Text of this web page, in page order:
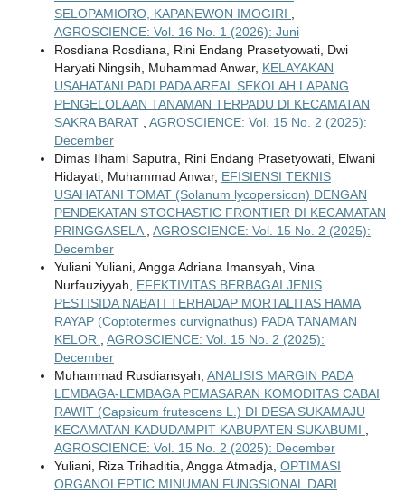
SELOPAMIORO, KAPANEWON IMOGIRI
AGROSCIENCE: Vol. 16 No. 1 (2026): Juni
Rosdiana Rosdiana, Rini Endang Prasetyowati, Dwi
Haryati Ningsih, Muhammad Anwar, KELAYAKAN
USAHATANI PADI PADA AREAL SEKOLAH LAPANG
PENGELOLAAN TANAMAN TERPADU DI KECAMATAN
SAKRA BARAT
AGROSCIENCE: Vol. 15 No. 2 (2025):
December
Dimas Ilhami Saputra, Rini Endang Prasetyowati, Elwani
Hidayati, Muhammad Anwar, EFISIENSI TEKNIS
USAHATANI TOMAT (Solanum lycopersicon) DENGAN
PENDEKATAN STOCHASTIC FRONTIER DI KECAMATAN
PRINGGASELA
AGROSCIENCE: Vol. 15 No. 2 (2025):
December
Yuliani Yuliani, Angga Adriana Imansyah, Vina
Nurfauziyyah, EFEKTIVITAS BERBAGAI JENIS
PESTISIDA NABATI TERHADAP MORTALITAS HAMA
RAYAP (Coptotermes curvignathus) PADA TANAMAN
KELOR
AGROSCIENCE: Vol. 15 No. 2 (2025):
December
Muhammad Rusdiansyah, ANALISIS MARGIN PADA
LEMBAGA-LEMBAGA PEMASARAN KOMODITAS CABAI
RAWIT (Capsicum frutescens L.) DI DESA SUKAMAJU
KECAMATAN KADUDAMPIT KABUPATEN SUKABUMI
AGROSCIENCE: Vol. 15 No. 2 (2025): December
Yuliani, Riza Trihaditia, Angga Atmadja, OPTIMASI
ORGANOLEPTIC MINUMAN FUNGSIONAL DARI